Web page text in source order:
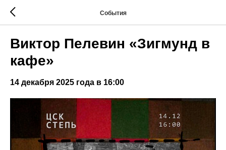
События
Виктор Пелевин «Зигмунд в
кафе»
14 декабря 2025 года в 16:00